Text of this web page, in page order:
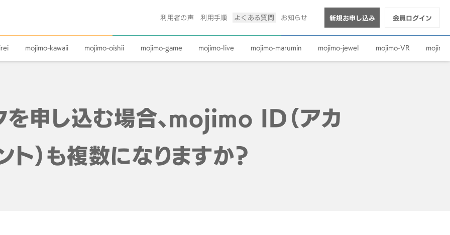
利用者の声 利用手順 よくある質問 お知らせ 新規お申し込み 会員ログイン
mojimo-kawaii mojimo-oishii mojimo-game mojimo-live mojimo-marumin mojimo-jewel mojimo-VR
を申し込む場合、mojimo ID（アカ
ト）も複数になりますか？